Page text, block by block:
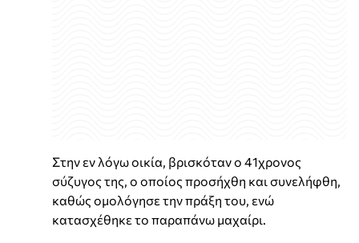
Στην εν λόγω οικία, βρισκόταν ο 41χρονος
σύζυγος της, ο οποίος προσήχθη και συνελήφθη,
καθώς ομολόγησε την πράξη του, ενώ
κατασχέθηκε το παραπάνω μαχαίρι.